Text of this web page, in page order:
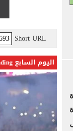
Short URL
اليوم السابع Trending